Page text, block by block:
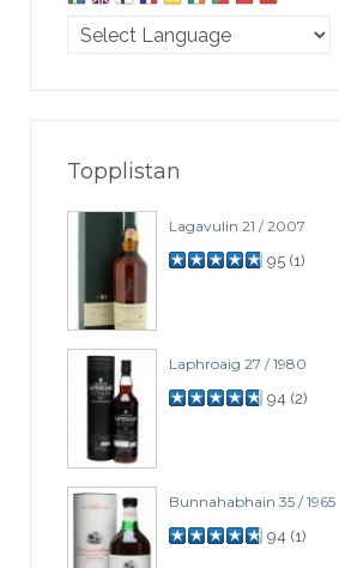
Topplistan
Lagavulin 21 / 2007
95 (1)
Laphroaig 27 / 1980
94 (2)
Bunnahabhain 35 / 1965
94 (1)